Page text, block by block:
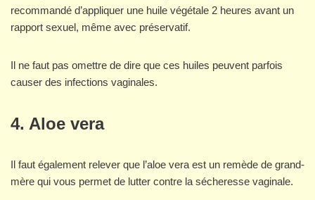
recommandé d’appliquer une huile végétale 2 heures avant un
rapport sexuel, même avec préservatif.
Il ne faut pas omettre de dire que ces huiles peuvent parfois
causer des infections vaginales.
4. Aloe vera
Il faut également relever que l’aloe vera est un remède de grand-
mère qui vous permet de lutter contre la sécheresse vaginale.